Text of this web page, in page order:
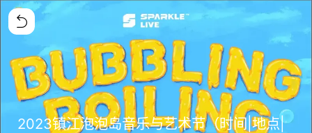
2023镇江泡泡岛音乐与艺术节（时间|地点|